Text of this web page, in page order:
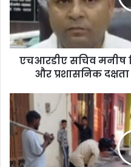
एचआरडीए सचिव मनीष
और प्रशासनिक